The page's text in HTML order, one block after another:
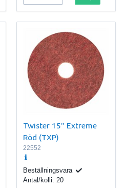
Twister 15" Extreme
Röd (TXP)
22552
Beställningsvara
Antal/kolli: 20